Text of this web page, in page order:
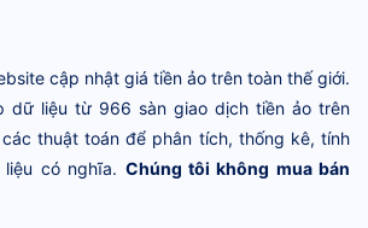
cập nhật giá tiền ảo trên toàn thế giới.
dữ liệu từ 966 sàn giao dịch tiền ảo trên
thuật toán để phân tích, thống kê, tính
có nghĩa. Chúng tôi không mua bán